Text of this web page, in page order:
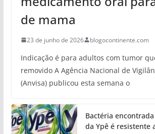
de mama
23 de junho de 2026 blogocontinente.com
Indicação é para adultos com tumor
removido A Agência Nacional de
(Anvisa) publicou esta semana o
Bactéria
da Ypê é resistente